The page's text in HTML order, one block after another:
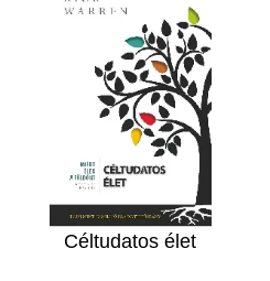
Céltudatos élet